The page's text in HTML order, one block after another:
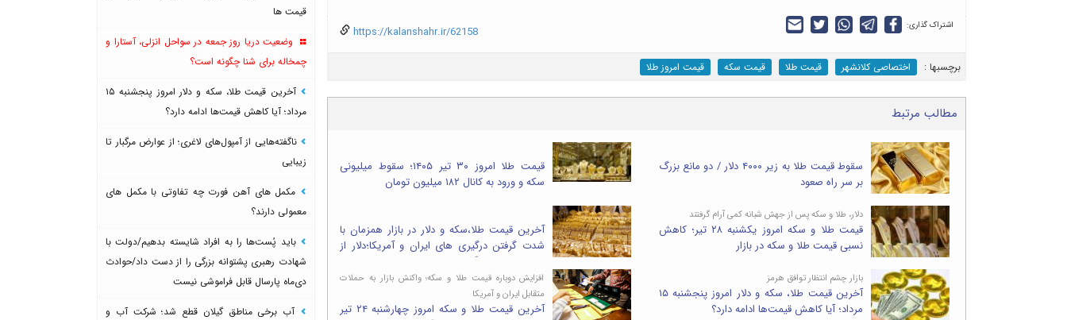
https://kalanshahr.ir/62158 اشتراک گذاری:
برچسب‎ها : اختصاصی کلانشهر قیمت طلا قیمت سکه قیمت امروز طلا
مطالب مرتبط
سقوط قیمت طلا به زیر ۴۰۰۰ دلار / دو مانع بزرگ
بر سر راه صعود
قیمت طلا امروز ۳۰ تیر ۱۴۰۵؛ سقوط میلیونی
سکه و ورود به کانال ۱۸۲ میلیون تومان
دلار، طلا و سکه پس از جهش شبانه کمی آرام گرفتند
قیمت طلا و سکه امروز یکشنبه ۲۸ تیر؛ کاهش
نسبی قیمت طلا و سکه در بازار
آخرین قیمت طلا،سکه و دلار در بازار همزمان با
شدت گرفتن درگیری های ایران و آمریکا؛دلار از
بازار چشم انتظار توافق هرمز
آخرین قیمت طلا، سکه و دلار امروز پنجشنبه ۱۵
مرداد؛ آیا کاهش قیمت‌ها ادامه دارد؟
افزایش دوباره قیمت طلا و سکه؛ واکنش بازار به حملات
متقابل ایران و آمریکا
آخرین قیمت طلا و سکه امروز چهارشنبه ۲۴ تیر
قیمت ها
وضعیت دریا روز جمعه در سواحل انزلی، آستارا و
چمخاله برای شنا چگونه است؟
آخرین قیمت طلا، سکه و دلار امروز پنجشنبه ۱۵
مرداد؛ آیا کاهش قیمت‌ها ادامه دارد؟
ناگفته‌هایی از آمپول‌های لاغری؛ از عوارض مرگبار تا
زیبایی
مکمل های آهن فورت چه تفاوتی با مکمل های
معمولی دارند؟
باید پُست‌ها را به افراد شایسته بدهیم/دولت با
شهادت رهبری پشتوانه بزرگی را از دست داد/حوادث
دی‌ماه پارسال قابل فراموشی نیست
آب برخی مناطق گیلان قطع شد؛ شرکت آب و